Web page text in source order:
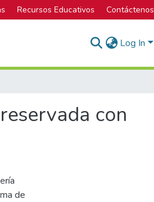
Recursos Educativos Contáctenos
Log In
con
de